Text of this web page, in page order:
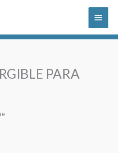
Menú
PARA